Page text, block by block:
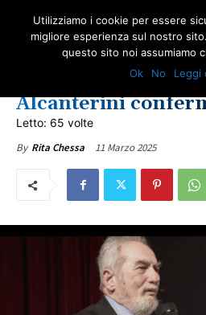
IN PRIMO PIANO
Fair Play: Bonanni
Alcanterini
Letto: 65 volte
By Rita Chessa 11 Marzo 2025
Utilizziamo i cookie per essere
migliore esperienza sul nostro
questo sito noi assumiamo
Ok
No Leggi